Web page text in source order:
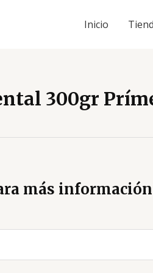
Inicio
300gr
más información